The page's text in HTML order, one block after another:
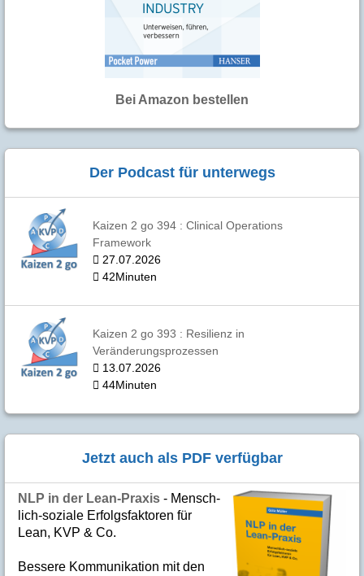
Bei Amazon bestellen
Der Podcast für unterwegs
Kaizen 2 go 394 : Clinical Operations
Framework
27.07.2026
42Minuten
Kaizen 2 go 393 : Resilienz in
Veränderungsprozessen
13.07.2026
44Minuten
Jetzt auch als PDF verfügbar
NLP in der Lean-Praxis - Mensch­
lich-soziale Er­folgs­fak­to­ren für
Lean, KVP & Co.
Bes­se­re Kom­­mu­­ni­ka­tion mit den